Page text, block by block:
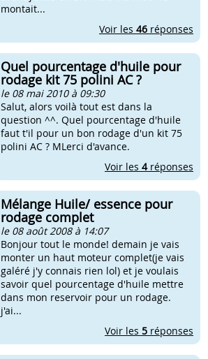
montait...
Voir les 46 réponses
Quel pourcentage d'huile pour
rodage kit 75 polini AC ?
le 08 mai 2010 à 09:30
Salut, alors voilà tout est dans la
question ^^. Quel pourcentage d'huile
faut t'il pour un bon rodage d'un kit 75
polini AC ? MLerci d'avance.
Voir les 4réponses
Mélange Huile/ essence pour
rodage complet
le 08 août 2008 à 14:07
Bonjour tout le monde! demain je vais
monter un haut moteur complet(je vais
galéré j'y connais rien lol) et je voulais
savoir quel pourcentage d'huile mettre
dans mon reservoir pour un rodage.
j'ai...
Voir les 5 réponses